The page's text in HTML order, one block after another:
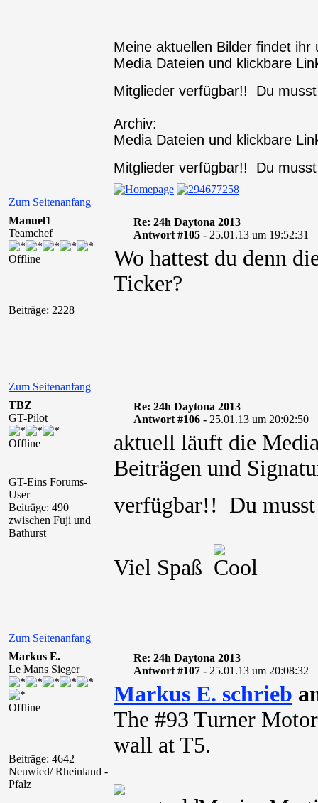
Zum Seitenanfang
Meine aktuellen Bilder findet ihr
Media Dateien und klickbare
Mitglieder verfügbar!! Du
Archiv:
Media Dateien und klickbare
Mitglieder verfügbar!! Du
Manuel1
Teamchef
Offline
Beiträge: 2228
Re: 24h Daytona 2013
Antwort #105 - 25.01.13 um 19:52:31
Wo hattest du denn
Ticker?
Zum Seitenanfang
TBZ
GT-Pilot
Offline
GT-Eins Forums-
User
Beiträge: 490
zwischen Fuji und
Bathurst
Re: 24h Daytona 2013
Antwort #106 - 25.01.13 um 20:02:50
aktuell läuft die
Beiträgen und
verfügbar!! Du
Viel Spaß
Zum Seitenanfang
Markus E.
Le Mans Sieger
Offline
Beiträge: 4642
Neuwied/ Rheinland -
Pfalz
Re: 24h Daytona 2013
Antwort #107 - 25.01.13 um 20:08:32
Markus E. schrieb
The #93 Turner
wall at T5.